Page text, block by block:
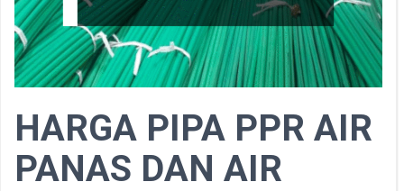
HARGA PIPA PPR AIR
PANAS DAN AIR